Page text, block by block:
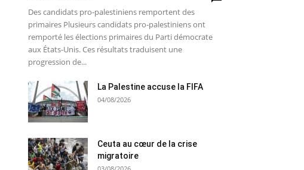
Des candidats pro-palestiniens remportent des
primaires Plusieurs candidats pro-palestiniens ont
remporté les élections primaires du Parti démocrate
aux États-Unis. Ces résultats traduisent une
progression de...
La Palestine accuse la FIFA
04/08/2026
Ceuta au cœur de la crise
migratoire